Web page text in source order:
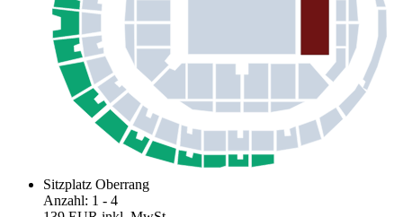
Sitzplatz Oberrang
Anzahl: 1 - 4